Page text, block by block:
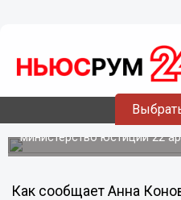
Нижегородка Анна
учреждает
организацию
Соответствующие
общественной организации
министерство юстиции 22
Как сообщает Анна